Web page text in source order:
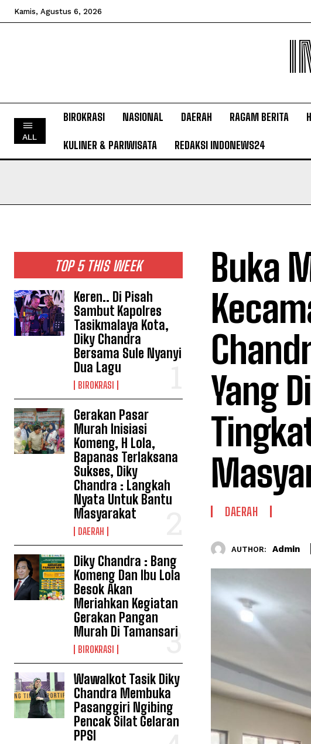
Kamis, Agustus 6, 2026
ALL
BIROKRASI NASIONAL DAERAH RAGAM BERITA
KULINER & PARIWISATA REDAKSI INDONEWS24
TOP 5 THIS WEEK
Keren.. Di Pisah
Sambut Kapolres
Tasikmalaya Kota,
Diky Chandra
Bersama Sule Nyanyi
Dua Lagu
BIROKRASI
Gerakan Pasar
Murah Inisiasi
Komeng, H Lola,
Bapanas Terlaksana
Sukses, Diky
Chandra : Langkah
Nyata Untuk Bantu
Masyarakat
DAERAH
Diky Chandra : Bang
Komeng Dan Ibu Lola
Besok Akan
Meriahkan Kegiatan
Gerakan Pangan
Murah Di Tamansari
BIROKRASI
Wawalkot Tasik Diky
Chandra Membuka
Pasanggiri Ngibing
Pencak Silat Gelaran
PPSI
Buka
Yang
DAERAH
AUTHOR: Admin